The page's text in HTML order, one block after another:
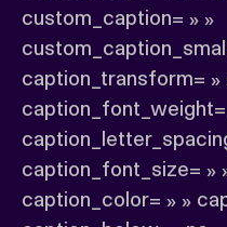
custom_caption= » »
caption_transform= »
caption_font_weight=
caption_font_size= »
caption_color= » »